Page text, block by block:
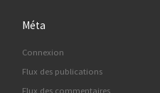
Méta
Connexion
Flux des publications
Flux des commentaires